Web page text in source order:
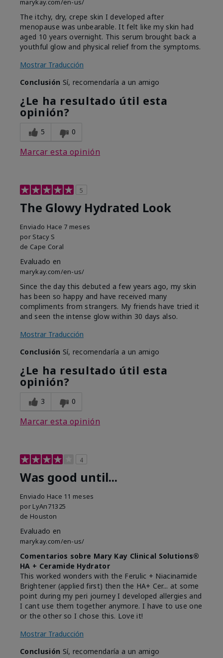
marykay.com/en-us/
The itchy, dry, crepe skin I developed after
menopause was unbearable. It felt like my skin had
aged 10 years overnight. This serum brought back a
youthful glow and physical relief from the symptoms.
Mostrar Traducción
Conclusión Sí, recomendaría a un amigo
¿Le ha resultado útil esta
opinión?
5 0
Marcar esta opinión
5
The Glowy Hydrated Look
Enviado Hace 7 meses
por Stacy S
de Cape Coral
Evaluado en
marykay.com/en-us/
Since the day this debuted a few years ago, my skin
has been so happy and have received many
compliments from strangers. My friends have tried it
and seen the intense glow within 30 days also.
Mostrar Traducción
Conclusión Sí, recomendaría a un amigo
¿Le ha resultado útil esta
opinión?
3 0
Marcar esta opinión
4
Was good until...
Enviado Hace 11 meses
por LyAn71325
de Houston
Evaluado en
marykay.com/en-us/
Comentarios sobre Mary Kay Clinical Solutions®
HA + Ceramide Hydrator
This worked wonders with the Ferulic + Niacinamide
Brightener (applied first) then the HA+ Cer... at some
point during my peri journey I developed allergies and
I cant use them together anymore. I have to use one
or the other so I chose this. Love it!
Mostrar Traducción
Conclusión Sí, recomendaría a un amigo